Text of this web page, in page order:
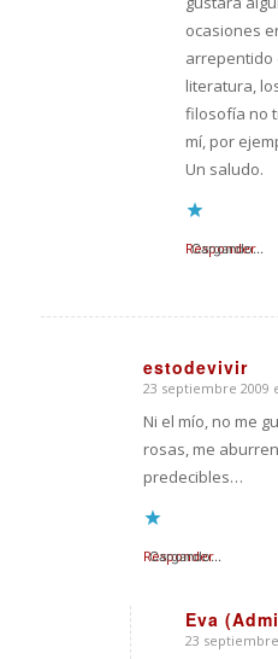
ocasiones
arrepentido
literatura,
filosofía no
mí, por
Un saludo.
Cargando...
Responder
estodevivir
Dice:
23 septiembre 2009
Ni el mío, no me
rosas, me
predecibles…
Cargando...
Responder
Eva
Dice:
23 septiembre